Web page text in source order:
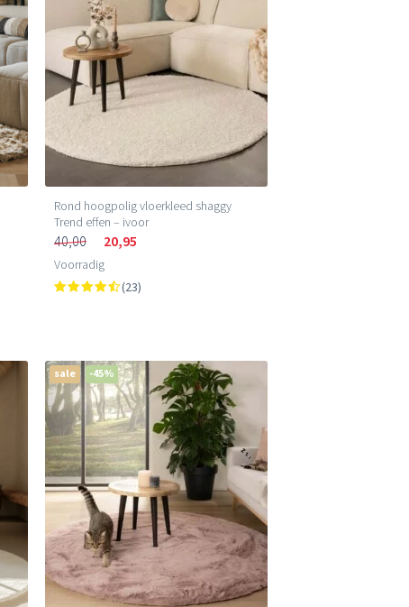
Rond hoogpolig vloerkleed shaggy
Trend effen – ivoor
40,00 20,95
Voorradig
(23)
sale -45%